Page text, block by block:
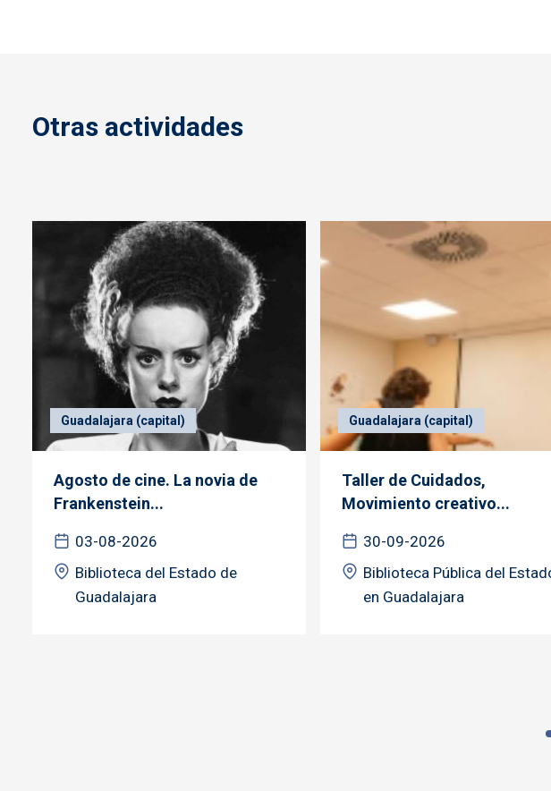
Otras actividades
Guadalajara (capital)
Agosto de cine. La novia de
Frankenstein...
03-08-2026
Biblioteca del Estado de
Guadalajara
Guadalajara (capital)
Taller de Cuidados,
Movimiento creativo...
30-09-2026
Biblioteca Pública del
en Guadalajara